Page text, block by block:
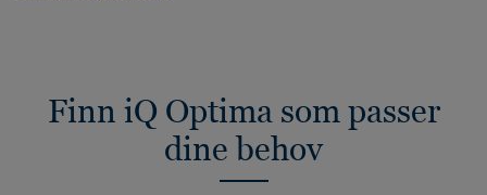
Finn iQ Optima som passer
dine behov